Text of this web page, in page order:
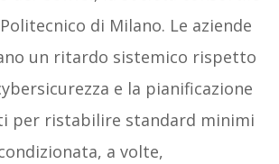
di Milano. Le aziende
un ritardo sistemico rispetto
e la pianificazione
per ristabilire standard minimi
a volte,